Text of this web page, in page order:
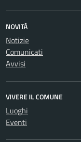
NOVITÀ
Notizie
Comunicati
Avvisi
VIVERE IL COMUNE
Luoghi
Eventi